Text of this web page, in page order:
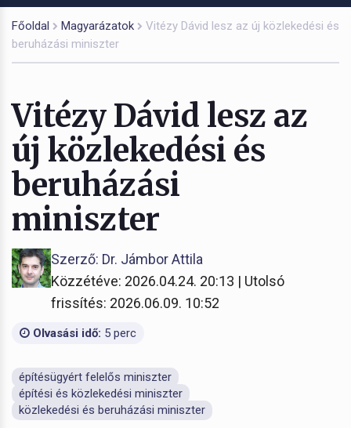
Főoldal Magyarázatok
Vitézy Dávid lesz az új közlekedési és
beruházási miniszter
Vitézy Dávid lesz az
új közlekedési és
beruházási
miniszter
Szerző: Dr. Jámbor Attila
Közzétéve: 2026.04.24. 20:13 | Utolsó
frissítés: 2026.06.09. 10:52
Olvasási idő: 5 perc
építésügyért felelős miniszter
építési és közlekedési miniszter
közlekedési és beruházási miniszter